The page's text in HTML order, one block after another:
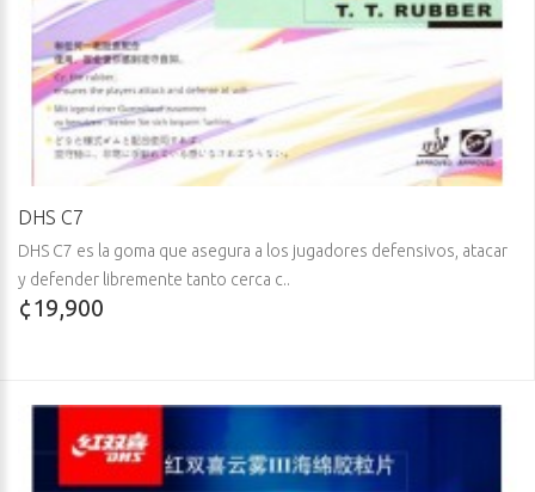
DHS C7
DHS C7 es la goma que asegura a los jugadores defensivos, atacar
y defender libremente tanto cerca c..
¢19,900